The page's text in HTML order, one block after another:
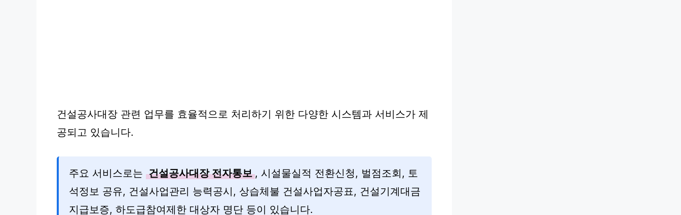
건설공사대장 관련 업무를 효율적으로 처리하기 위한 다양한 시스템과 서비스가 제
공되고 있습니다.
주요 서비스로는 건설공사대장 전자통보 , 시설물실적 전환신청, 벌점조회, 토
석정보 공유, 건설사업관리 능력공시, 상습체불 건설사업자공표, 건설기계대금
지급보증, 하도급참여제한 대상자 명단 등이 있습니다.